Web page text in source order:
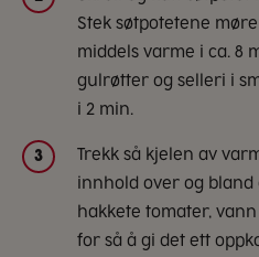
Stek søtpotetene
middels varme i ca. 8
gulrøtter og selleri i
i 2 min.
3
Trekk så kjelen av
innhold over og bland
hakkete tomater,
for så å gi det ett